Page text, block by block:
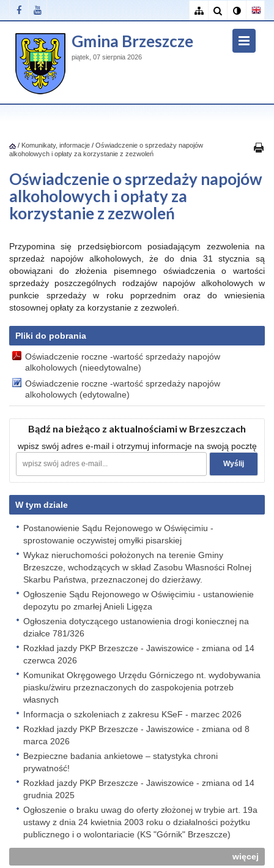
Gmina Brzeszcze
piątek, 07 sierpnia 2026
/ Komunikaty, informacje / Oświadczenie o sprzedaży napojów
alkoholowych i opłaty za korzystanie z zezwoleń
Oświadczenie o sprzedaży napojów
alkoholowych i opłaty za
korzystanie z zezwoleń
Przypomina się przedsiębiorcom posiadającym zezwolenia na
sprzedaż napojów alkoholowych, że do dnia 31 stycznia są
obowiązani do złożenia pisemnego oświadczenia o wartości
sprzedaży poszczególnych rodzajów napojów alkoholowych w
punkcie sprzedaży w roku poprzednim oraz do wniesienia
stosownej opłaty za korzystanie z zezwoleń.
Pliki do pobrania
Oświadczenie roczne -wartość sprzedaży napojów
alkoholowych (nieedytowalne)
Oświadczenie roczne -wartość sprzedaży napojów
alkoholowych (edytowalne)
Bądź na bieżąco z aktualnościami w Brzeszczach
wpisz swój adres e-mail i otrzymuj informacje na swoją pocztę
W tym dziale
Postanowienie Sądu Rejonowego w Oświęcimiu -
sprostowanie oczywistej omyłki pisarskiej
Wykaz nieruchomości położonych na terenie Gminy
Brzeszcze, wchodzących w skład Zasobu Własności Rolnej
Skarbu Państwa, przeznaczonej do dzierżawy.
Ogłoszenie Sądu Rejonowego w Oświęcimiu - ustanowienie
depozytu po zmarłej Anieli Ligęza
Ogłoszenia dotyczącego ustanowienia drogi koniecznej na
działce 781/326
Rozkład jazdy PKP Brzeszcze - Jawiszowice - zmiana od 14
czerwca 2026
Komunikat Okręgowego Urzędu Górniczego nt. wydobywania
piasku/żwiru przeznaczonych do zaspokojenia potrzeb
własnych
Informacja o szkoleniach z zakresu KSeF - marzec 2026
Rozkład jazdy PKP Brzeszcze - Jawiszowice - zmiana od 8
marca 2026
Bezpieczne badania ankietowe – statystyka chroni
prywatność!
Rozkład jazdy PKP Brzeszcze - Jawiszowice - zmiana od 14
grudnia 2025
Ogłoszenie o braku uwag do oferty złożonej w trybie art. 19a
ustawy z dnia 24 kwietnia 2003 roku o działalności pożytku
publicznego i o wolontariacie (KS "Górnik" Brzeszcze)
więcej